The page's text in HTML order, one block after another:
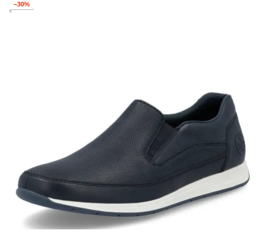
−30%